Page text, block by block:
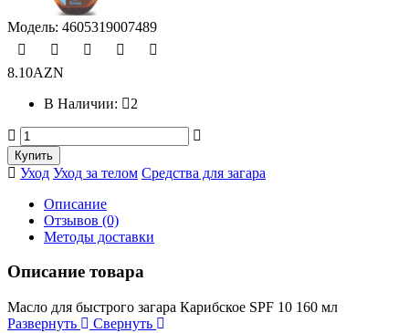
Модель: 4605319007489
8.10AZN
В Наличии:
2
Уход Уход за телом Средства для загара
Описание
Отзывов (0)
Методы доставки
Описание товара
Масло для быстрого загара Карибское SPF 10 160 мл
Развернуть
Свернуть